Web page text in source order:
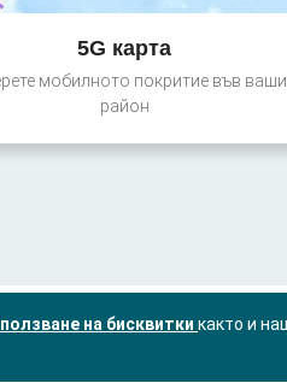
5G карта
мобилното покритие във
район
на бисквитки както и